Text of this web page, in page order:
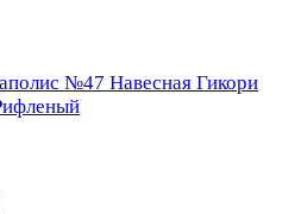
№47 Навесная Гикори